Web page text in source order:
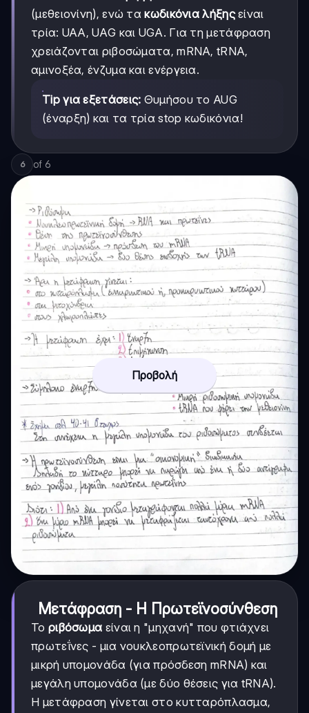
(μεθειονίνη), ενώ τακωδικόνια λήξηςείναι
τρία: UAA, UAG και UGA. Για τη μετάφραση
χρειάζονται ριβοσώματα, mRNA, tRNA,
αμινοξέα, ένζυμα και ενέργεια.
Tip για εξετάσεις: Θυμήσου το AUG
(έναρξη) και τα τρία stop κωδικόνια!
6 of 6
Προβολή
Μετάφραση - Η Πρωτεϊνοσύνθεση
Το ριβόσωμα είναι η "μηχανή" που φτιάχνει
πρωτεΐνες - μια νουκλεοπρωτεϊνική δομή με
μικρή υπομονάδα (για πρόσδεση mRNA) και
μεγάλη υπομονάδα (με δύο θέσεις για tRNA).
Η μετάφραση γίνεται στο κυτταρόπλασμα,